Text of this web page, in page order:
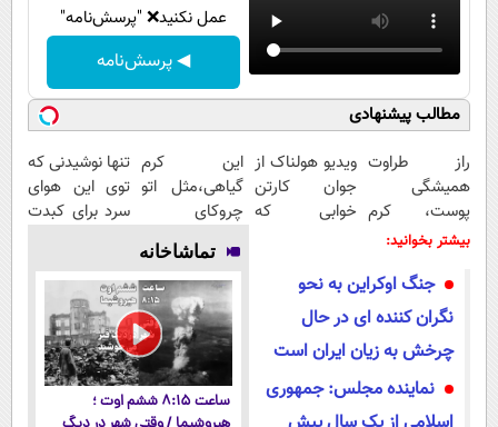
عمل نکنید❌ "پرسش‌نامه"
◀ پرسش‌نامه
مطالب پیشنهادی
راز طراوت
همیشگی
پوست، کرم
جوانساز جلبک
ویدیو هولناک از
جوان کارتن
خوابی که
این کرم
گیاهی،مثل اتو
چروکای
پوستتوصاف
میکنه!50%تخفیف
تنها نوشیدنی که
توی این هوای
سرد برای کبدت
امشب
بیشتر بخوانید:
جنگ اوکراین به نحو
نگران کننده ای در حال
چرخش به زیان ایران است
نماینده مجلس: جمهوری
تماشاخانه
ساعت ۸:۱۵ ششم اوت ؛